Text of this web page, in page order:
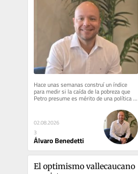
Hace unas semanas construí un índice
para medir si la caída de la pobreza que
Petro presume es mérito de una política
deliberada o simple...
02.08.2026
3
Álvaro Benedetti
El optimismo vallecaucano